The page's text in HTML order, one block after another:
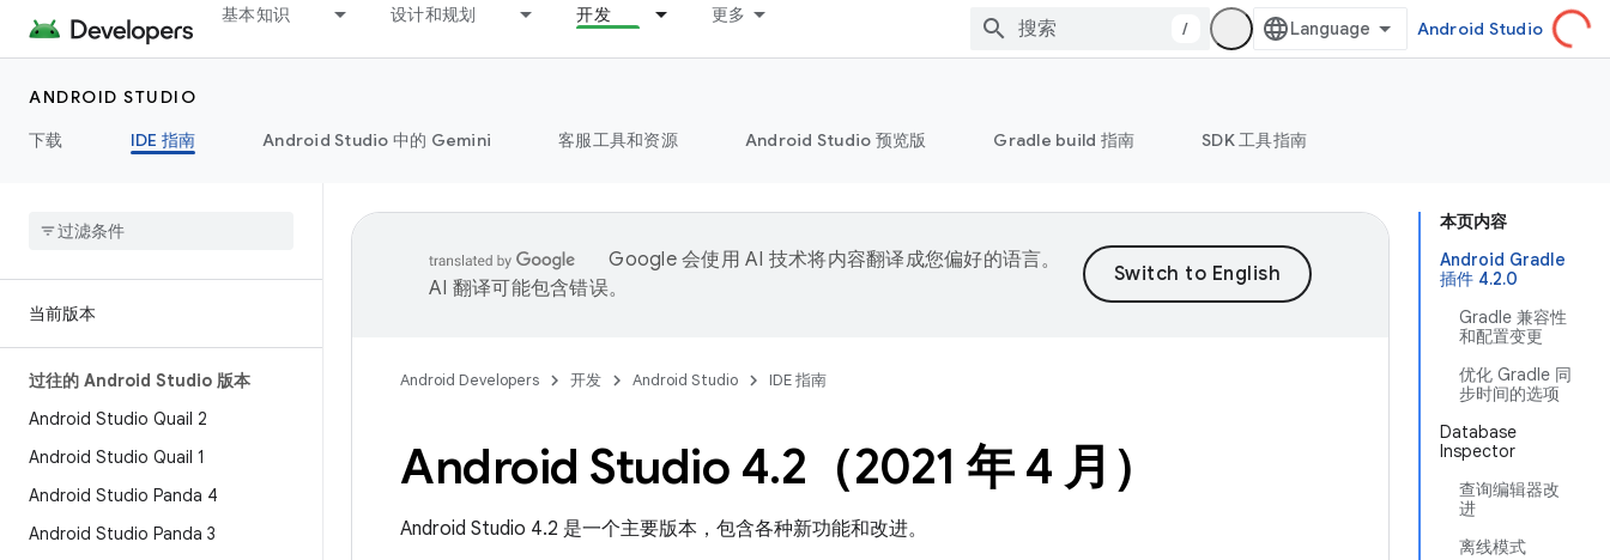
基本知识 设计和规划 开发 更多
/ Android Studio
ANDROID STUDIO
下载
IDE 指南 Android Studio 中的 Gemini 客服工具和资源 Android Studio 预览版 Gradle build 指南 SDK 工具指南
当前版本
过往的 Android Studio 版本
Android Studio Quail 2
Android Studio Quail 1
Android Studio Panda 4
Android Studio Panda 3
本页内容
Android Gradle
插件 4.2.0
Gradle 兼容性
和配置变更
优化 Gradle 同
步时间的选项
Database
Inspector
查询编辑器改
进
离线模式
Google 会使用 AI 技术将内容翻译成您偏好的语言。
AI 翻译可能包含错误。
Android Developers 开发 Android Studio IDE 指南
Android Studio 4.2（2021 年 4 月）
Android Studio 4.2 是一个主要版本，包含各种新功能和改进。